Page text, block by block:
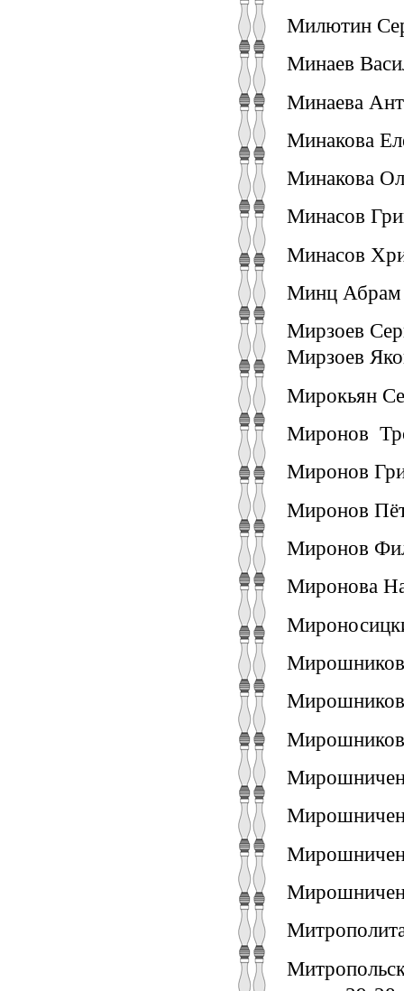
Милютин
Минаев
Минаева
Минакова
Минакова
Минасов
Минасов
Минц Абрам
Мирзоев
Мирзоев
Мирокьян
Миронов
Миронов
Миронов
Миронов
Миронова
Мирошников